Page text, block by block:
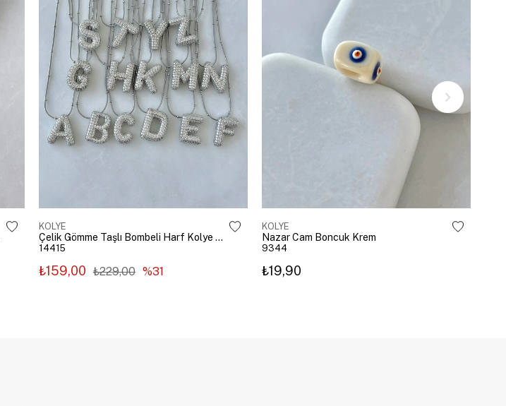
KOLYE
Çelik Gömme Taşlı Bombeli Harf Kolye Gümüş
14415
₺159,00 ₺229,00 %31
KOLYE
Nazar Cam Boncuk Krem
9344
₺19,90